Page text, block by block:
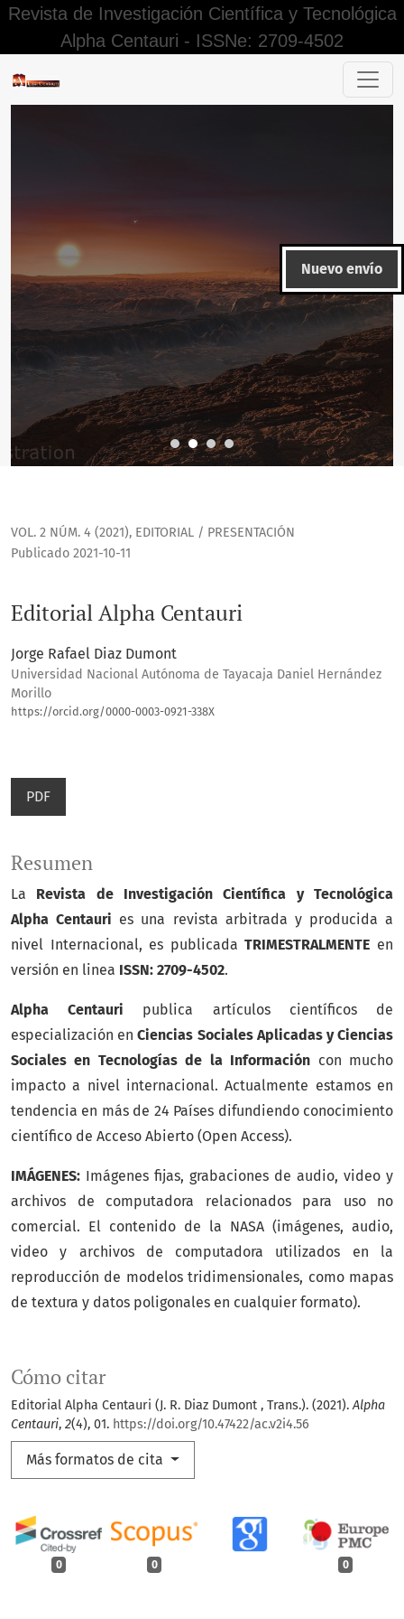
Revista de Investigación Científica y Tecnológica
Alpha Centauri - ISSNe: 2709-4502
Nuevo envío
VOL. 2 NÚM. 4 (2021), EDITORIAL / PRESENTACIÓN
Editorial Alpha Centauri
Publicado 2021-10-11
Jorge Rafael Diaz Dumont
Universidad Nacional Autónoma de Tayacaja Daniel Hernández
Morillo
https://orcid.org/0000-0003-0921-338X
PDF
Cómo citar
Editorial Alpha Centauri (J. R. Diaz Dumont , Trans.). (2021).Alpha
Centauri, 2(4), 01. https://doi.org/10.47422/ac.v2i4.56
Más formatos de cita
0 0 0
Resumen
La Revista de Investigación Científica y Tecnológica
Alpha Centauri es una revista arbitrada y producida a
nivel Internacional, es publicadaTRIMESTRALMENTE en
versión en linea ISSN: 2709-4502.
Alpha Centauri publica artículos científicos de
especialización enCiencias Sociales Aplicadas y Ciencias
Sociales en Tecnologías de la Información con mucho
impacto a nivel internacional. Actualmente estamos en
tendencia en más de 24 Países difundiendo conocimiento
científico de Acceso Abierto (Open Access).
IMÁGENES: Imágenes fijas, grabaciones de audio, video y
archivos de computadora relacionados para uso no
comercial. El contenido de la NASA (imágenes, audio,
video y archivos de computadora utilizados en la
reproducción de modelos tridimensionales, como mapas
de textura y datos poligonales en cualquier formato).